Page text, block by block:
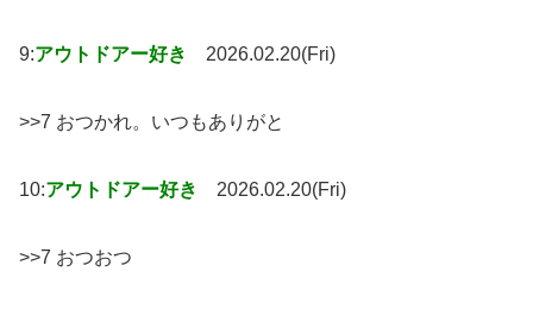
9:アウトドアー好き 2026.02.20(Fri)
>>7 おつかれ。いつもありがと
10:アウトドアー好き 2026.02.20(Fri)
>>7 おつおつ